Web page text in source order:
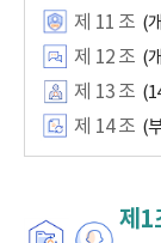
제 11 조 (
제 12 조 (
제 13 조
제 14 조 (
제1